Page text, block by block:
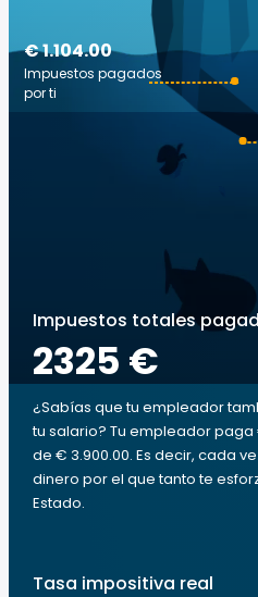
€ 1.104.00
Impuestos pagados
por ti
Impuestos totales
2325 €
¿Sabías que tu empleador
tu salario? Tu empleador paga
de € 3.900.00. Es decir, cada
dinero por el que tanto te
Estado.
Tasa impositiva real